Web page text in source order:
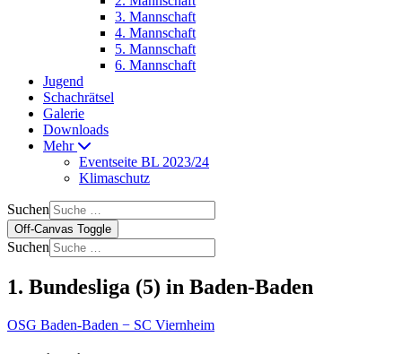
3. Mannschaft
4. Mannschaft
5. Mannschaft
6. Mannschaft
Jugend
Schachrätsel
Galerie
Downloads
Mehr
Eventseite BL 2023/24
Klimaschutz
Suchen
Off-Canvas Toggle
Suchen
1. Bundesliga (5) in Baden-Baden
OSG Baden-Baden − SC Viernheim